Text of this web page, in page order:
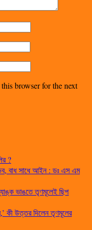
browser for the next
?
বাধ সাধে আইন : ডঃ এস এম
ভাঙতে তৃণমূলেই ছিপ
কী উত্তর দিলেন তৃণমূলের